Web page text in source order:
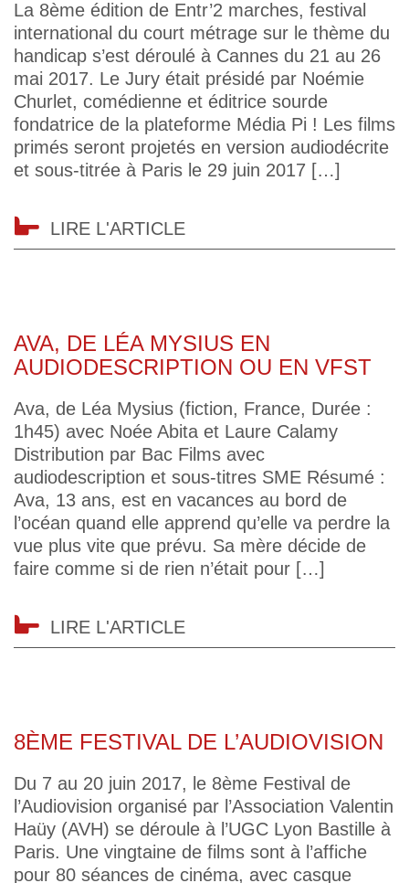
La 8ème édition de Entr’2 marches, festival
international du court métrage sur le thème du
handicap s’est déroulé à Cannes du 21 au 26
mai 2017. Le Jury était présidé par Noémie
Churlet, comédienne et éditrice sourde
fondatrice de la plateforme Média Pi ! Les films
primés seront projetés en version audiodécrite
et sous-titrée à Paris le 29 juin 2017 […]
LIRE L'ARTICLE
AVA, DE LÉA MYSIUS EN
AUDIODESCRIPTION OU EN VFST
Ava, de Léa Mysius (fiction, France, Durée :
1h45) avec Noée Abita et Laure Calamy
Distribution par Bac Films avec
audiodescription et sous-titres SME Résumé :
Ava, 13 ans, est en vacances au bord de
l’océan quand elle apprend qu’elle va perdre la
vue plus vite que prévu. Sa mère décide de
faire comme si de rien n’était pour […]
LIRE L'ARTICLE
8ÈME FESTIVAL DE L’AUDIOVISION
Du 7 au 20 juin 2017, le 8ème Festival de
l’Audiovision organisé par l’Association Valentin
Haüy (AVH) se déroule à l’UGC Lyon Bastille à
Paris. Une vingtaine de films sont à l’affiche
pour 80 séances de cinéma, avec casque